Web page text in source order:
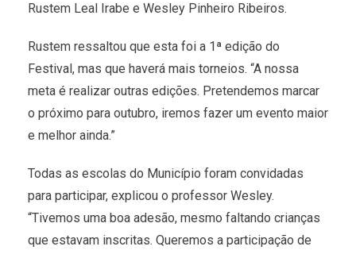
Rustem Leal Irabe e Wesley Pinheiro Ribeiros.
Rustem ressaltou que esta foi a 1ª edição do
Festival, mas que haverá mais torneios. “A nossa
meta é realizar outras edições. Pretendemos marcar
o próximo para outubro, iremos fazer um evento maior
e melhor ainda.”
Todas as escolas do Município foram convidadas
para participar, explicou o professor Wesley.
“Tivemos uma boa adesão, mesmo faltando crianças
que estavam inscritas. Queremos a participação de